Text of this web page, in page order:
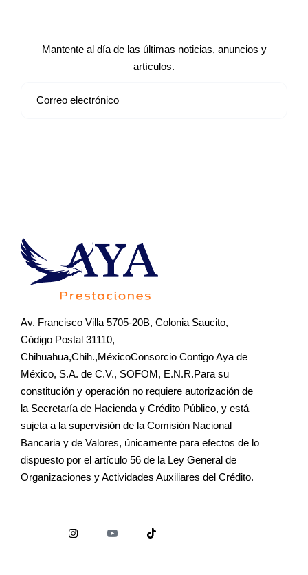
Mantente al día de las últimas noticias, anuncios y
artículos.
Av. Francisco Villa 5705-20B, Colonia Saucito,
Código Postal 31110,
Chihuahua,Chih.,MéxicoConsorcio Contigo Aya de
México, S.A. de C.V., SOFOM, E.N.R.Para su
constitución y operación no requiere autorización de
la Secretaría de Hacienda y Crédito Público, y está
sujeta a la supervisión de la Comisión Nacional
Bancaria y de Valores, únicamente para efectos de lo
dispuesto por el artículo 56 de la Ley General de
Organizaciones y Actividades Auxiliares del Crédito.